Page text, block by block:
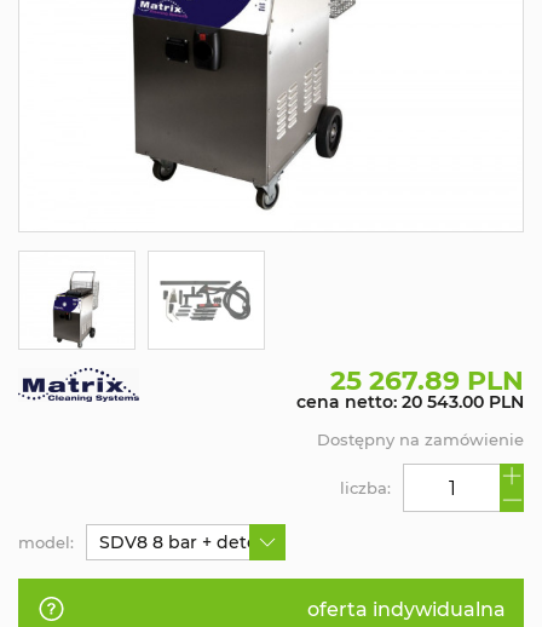
25 267.89 PLN
cena netto: 20 543.00 PLN
oferta indywidualna
liczba:
Dostępny na zamówienie
model: SDV8 8 bar + detergent + odkurzacz